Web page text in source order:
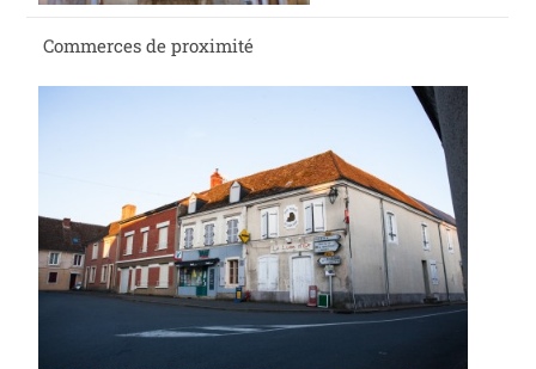
Commerces de proximité